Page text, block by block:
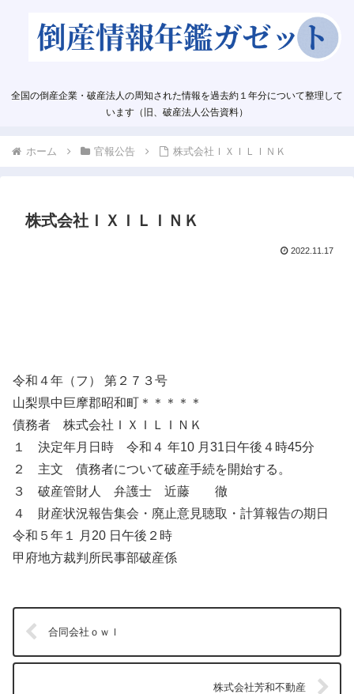
全国の倒産企業・破産法人の周知された情報を過去約１年分について整理して
います（旧、破産法人公告資料）
ホーム 官報公告 株式会社ＩＸＩＬＩＮＫ
株式会社ＩＸＩＬＩＮＫ
2022.11.17
令和４年（フ） 第２７３号
山梨県中巨摩郡昭和町＊＊＊＊＊
債務者 株式会社ＩＸＩＬＩＮＫ
１ 決定年月日時 令和４ 年10 月31日午後４時45分
２ 主文 債務者について破産手続を開始する。
３ 破産管財人 弁護士 近藤 徹
４ 財産状況報告集会・廃止意見聴取・計算報告の期日
令和５年１ 月20 日午後２時
甲府地方裁判所民事部破産係
合同会社ｏｗｌ
株式会社芳和不動産